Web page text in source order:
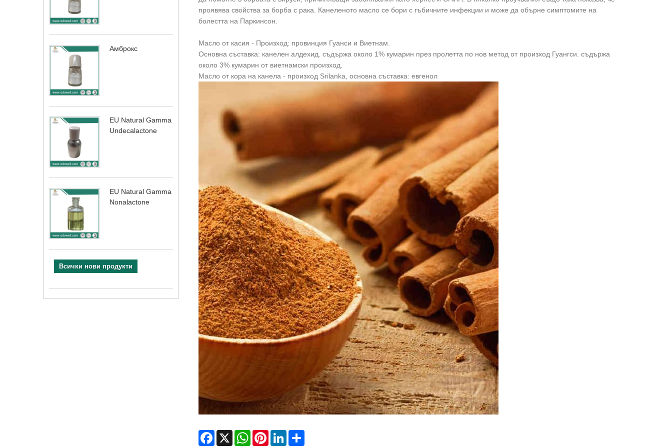
Амброкс
EU Natural Gamma
Undecalactone
EU Natural Gamma
Nonalactone
Всички нови продукти
проявява свойства за борба с рака. Канеленото масло се бори с гъбичните инфекции и може да обърне симптомите на
болестта на Паркинсон.
Масло от касия - Произход: провинция Гуанси и Виетнам.
Основна съставка: канелен алдехид. съдържа около 1% кумарин през пролетта по нов метод от произход Гуангси. съдържа
около 3% кумарин от виетнамски произход.
Масло от кора на канела - произход Srilanka, основна съставка: евгенол
Facebook
X WhatsAppPinterestLinkedIn